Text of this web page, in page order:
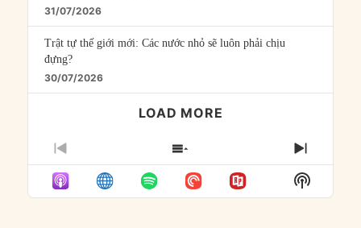
31/07/2026
Trật tự thế giới mới: Các nước nhỏ sẽ luôn phải chịu
đựng?
30/07/2026
LOAD MORE
PREVIOUS
EPISODE
SHOW
EPISODES
LIST
NEXT
Show
Podcast